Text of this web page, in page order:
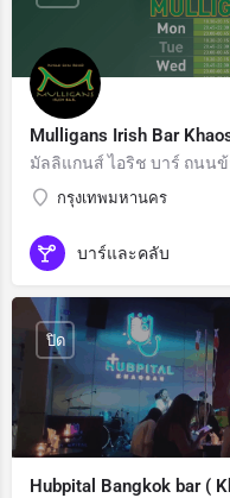
Mulligans Irish Bar
มัลลิแกนส์ ไอริช บาร์ ถนน
กรุงเทพมหานคร
บาร์และคลับ
Hubpital Bangkok bar (
ปิด